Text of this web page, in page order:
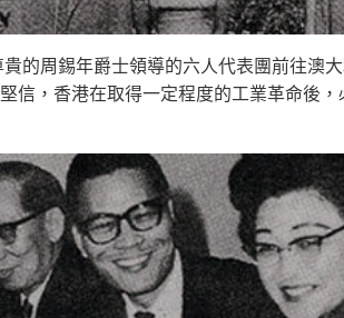
的周錫年爵士領導的六人代表團前往澳
信，香港在取得一定程度的工業革命後